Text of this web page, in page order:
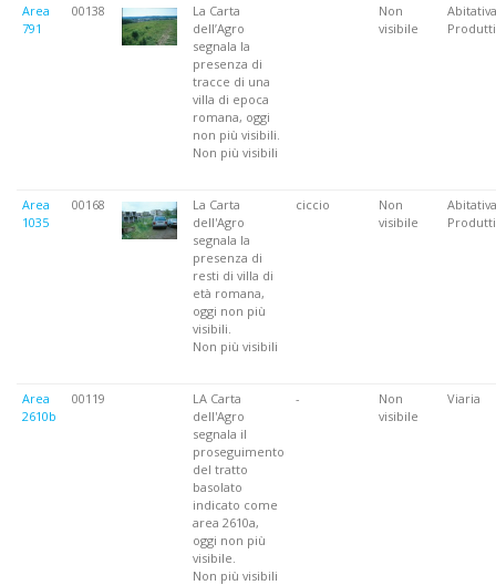
Area
791
00138
La Carta
dell’Agro
segnala la
presenza di
tracce di una
villa di epoca
romana, oggi
non più visibili.
Non più visibili
Non
visibile
Area
1035
00168
La Carta
dell'Agro
segnala la
presenza di
resti di villa di
età romana,
oggi non più
visibili.
Non più visibili
ciccio
Non
visibile
Area
2610b
00119
LA Carta
dell'Agro
segnala il
proseguimento
del tratto
basolato
indicato come
area 2610a,
oggi non più
visibile.
Non più visibili
-
Non
visibile
Viaria